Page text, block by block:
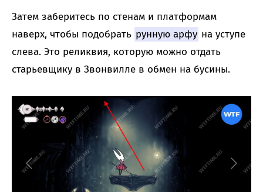
Затем заберитесь по стенам и платформам
наверх, чтобы подобрать рунную арфу на уступе
слева. Это реликвия, которую можно отдать
старьевщику в Звонвилле в обмен на бусины.